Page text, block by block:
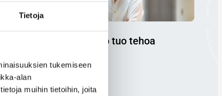
Tietoja
tukemiseen
alan
muihin tietoihin, joita
Tekoälyn kriittinen käyttö tuo tehoa